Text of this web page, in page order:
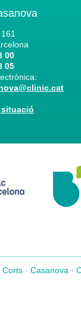
00
05
situació
· Casanova ·